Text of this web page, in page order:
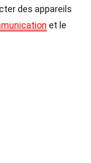
des appareils
et le